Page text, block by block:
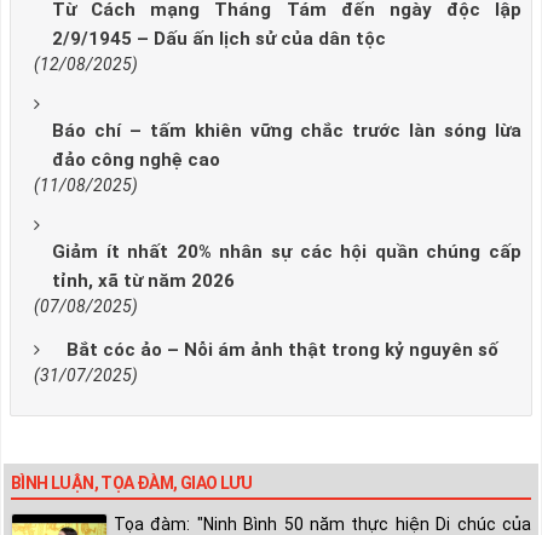
Từ Cách mạng Tháng Tám đến ngày độc lập
2/9/1945 – Dấu ấn lịch sử của dân tộc
(12/08/2025)
Báo chí – tấm khiên vững chắc trước làn sóng lừa
đảo công nghệ cao
(11/08/2025)
Giảm ít nhất 20% nhân sự các hội quần chúng cấp
tỉnh, xã từ năm 2026
(07/08/2025)
Bắt cóc ảo – Nỗi ám ảnh thật trong kỷ nguyên số
(31/07/2025)
BÌNH LUẬN, TỌA ĐÀM, GIAO LƯU
Tọa đàm: "Ninh Bình 50 năm thực hiện Di chúc của